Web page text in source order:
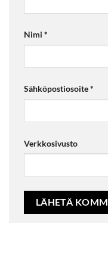
Nimi *
Sähköpostiosoite*
Verkkosivusto